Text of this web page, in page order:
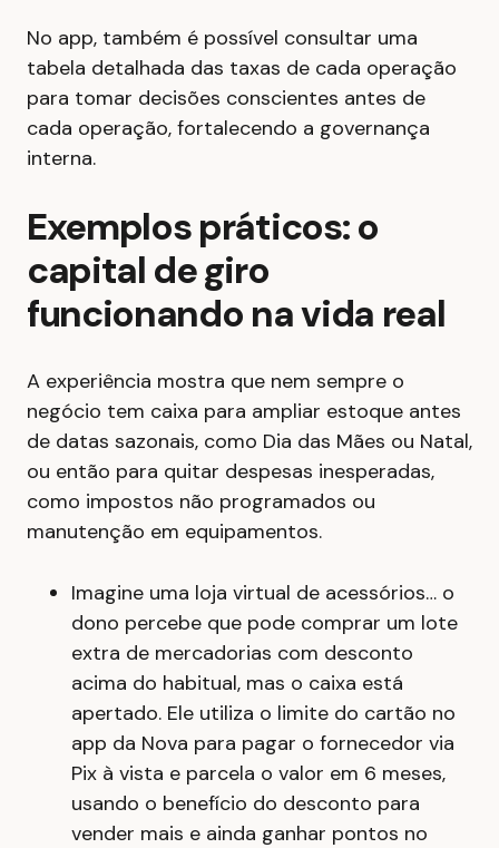
No app, também é possível consultar uma
tabela detalhada das taxas de cada operação
para tomar decisões conscientes antes de
cada operação, fortalecendo a governança
interna.
Exemplos práticos: o
capital de giro
funcionando na vida real
A experiência mostra que nem sempre o
negócio tem caixa para ampliar estoque antes
de datas sazonais, como Dia das Mães ou Natal,
ou então para quitar despesas inesperadas,
como impostos não programados ou
manutenção em equipamentos.
Imagine uma loja virtual de acessórios… o
dono percebe que pode comprar um lote
extra de mercadorias com desconto
acima do habitual, mas o caixa está
apertado. Ele utiliza o limite do cartão no
app da Nova para pagar o fornecedor via
Pix à vista e parcela o valor em 6 meses,
usando o benefício do desconto para
vender mais e ainda ganhar pontos no